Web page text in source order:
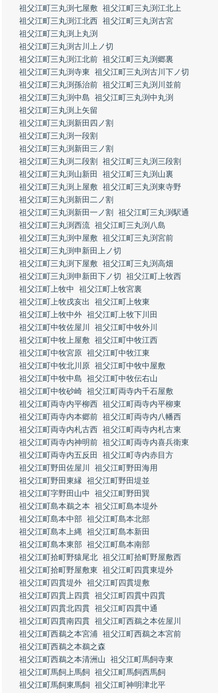
祖父江町三丸渕七屋敷
祖父江町三丸渕江北上
祖父江町三丸渕江北西 祖父江町三丸渕古宮
祖父江町三丸渕上丸渕
祖父江町三丸渕古川上ノ切
祖父江町三丸渕江北前 祖父江町三丸渕郷裏
祖父江町三丸渕寺東
祖父江町三丸渕古川下ノ切
祖父江町三丸渕孫治前 祖父江町三丸渕川並前
祖父江町三丸渕中島
祖父江町三丸渕中丸渕
祖父江町三丸渕上矢留
祖父江町三丸渕新田四ノ割
祖父江町三丸渕一段割
祖父江町三丸渕新田三ノ割
祖父江町三丸渕二段割
祖父江町三丸渕三段割
祖父江町三丸渕山新田
祖父江町三丸渕山裏
祖父江町三丸渕上屋敷
祖父江町三丸渕東寺野
祖父江町三丸渕新田二ノ割
祖父江町三丸渕新田一ノ割
祖父江町三丸渕駅通
祖父江町三丸渕西流 祖父江町三丸渕八島
祖父江町三丸渕中屋敷
祖父江町三丸渕宮前
祖父江町三丸渕申新田上ノ切
祖父江町三丸渕下屋敷
祖父江町三丸渕高畑
祖父江町三丸渕申新田下ノ切
祖父江町上牧西
祖父江町上牧中
祖父江町上牧宮裏
祖父江町上牧戌亥出
祖父江町上牧東
祖父江町上牧中外 祖父江町上牧下川田
祖父江町中牧佐屋川
祖父江町中牧外川
祖父江町中牧上屋敷
祖父江町中牧江西
祖父江町中牧宮原 祖父江町中牧江東
祖父江町中牧北川原 祖父江町中牧中屋敷
祖父江町中牧中島
祖父江町中牧伝右山
祖父江町中牧砂崎 祖父江町両寺内千石屋敷
祖父江町両寺内平柳西 祖父江町両寺内平柳東
祖父江町両寺内本郷前 祖父江町両寺内八幡西
祖父江町両寺内札古西 祖父江町両寺内札古東
祖父江町両寺内神明前 祖父江町両寺内喜兵衛東
祖父江町両寺内五反田
祖父江町寺内赤目方
祖父江町野田佐屋川
祖父江町野田海用
祖父江町野田東縁
祖父江町野田堤並
祖父江町字野田山中
祖父江町野田巽
祖父江町島本鵜之本
祖父江町島本堤外
祖父江町島本中部
祖父江町島本北部
祖父江町島本上縄
祖父江町島本新田
祖父江町島本東部
祖父江町島本南部
祖父江町拾町野猿尾北 祖父江町拾町野屋敷西
祖父江町拾町野屋敷東
祖父江町四貫東堤外
祖父江町四貫堤外 祖父江町四貫堤敷
祖父江町四貫上四貫 祖父江町四貫中四貫
祖父江町四貫北四貫 祖父江町四貫中通
祖父江町四貫南四貫 祖父江町西鵜之本佐屋川
祖父江町西鵜之本宮浦
祖父江町西鵜之本宮前
祖父江町西鵜之本鵜之森
祖父江町西鵜之本清洲山
祖父江町馬飼寺東
祖父江町馬飼上馬飼
祖父江町馬飼西馬飼
祖父江町馬飼東馬飼
祖父江町神明津北平